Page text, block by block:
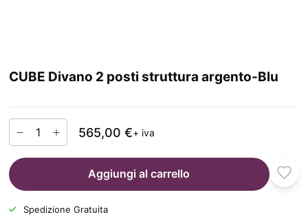
CUBE Divano 2 posti struttura argento-Blu
565,00 €+ iva
Aggiungi al carrello
Spedizione Gratuita